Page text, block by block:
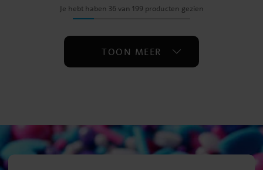
Je hebt haben 36 van 199 producten gezien
TOON MEER